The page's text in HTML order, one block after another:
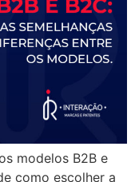
modelos B2B e
como escolher a